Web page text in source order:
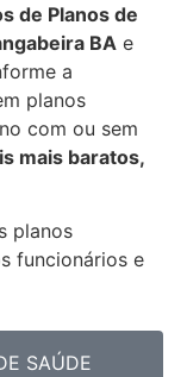
de Planos de
BA e
a
planos
com ou sem
mais baratos,
planos
funcionários e
SAÚDE